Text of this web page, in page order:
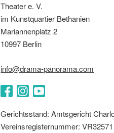
Theater e. V.
im Kunstquartier Bethanien
Mariannenplatz 2
10997 Berlin
info@drama-panorama.com
Gerichtsstand: Amtsgericht
Vereinsregisternummer: VR32571